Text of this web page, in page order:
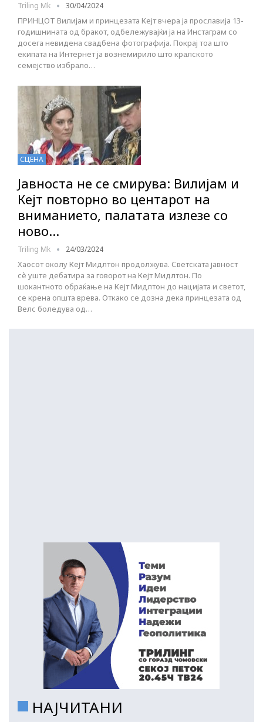
Triling Mk 30/04/2024
ПРИНЦОТ Вилијам и принцезата Кејт вчера ја прославија 13-
годишнината од бракот, одбележувајќи ја на Инстаграм со
досега невидена свадбена фотографија. Покрај тоа што
екипата на Интернет ја вознемирило што кралското
семејство избрало…
СЦЕНА
Јавноста не се смирува: Вилијам и
Кејт повторно во центарот на
вниманието, палатата излезе со
ново…
Triling Mk 24/03/2024
Хаосот околу Кејт Мидлтон продолжува. Светската јавност
сè уште дебатира за говорот на Кејт Мидлтон. По
шокантното обраќање на Кејт Мидлтон до нацијата и светот,
се крена општа врева. Откако се дозна дека принцезата од
Велс боледува од…
НАЈЧИТАНИ